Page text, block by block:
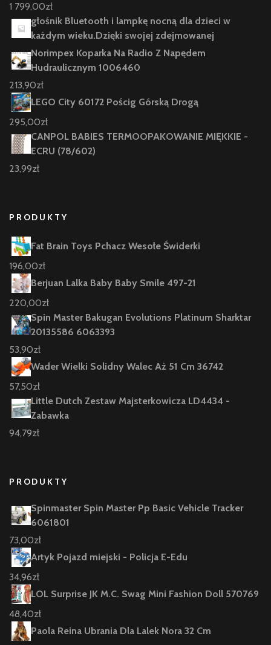
1 799,00zł
głośnik Bluetooth i lampkę nocną dla dzieci w
każdym wieku.Dzięki swojej zdejmowanej
Norimpex Koparka Na Radio Z Napędem
Hudraulicznym 1006460
213,90zł
LEGO City 60172 Pościg Górską Drogą
295,00zł
CANPOL BABIES TERMOOPAKOWANIE MIĘKKIE -
ECRU (78/602)
23,99zł
PRODUKTY
Fat Brain Toys Pchacz Wesołe Świderki
196,00zł
Berjuan Lalka Baby Baby Smile 497-21
220,00zł
Spin Master Bakugan Evolutions Platinum Sharktar
20135586 6063393
53,90zł
Wader Wielki Solidny Walec Aż 51 Cm 36742
57,50zł
Little Dutch Zestaw Majsterkowicza LD4434 -
Zabawka
94,79zł
PRODUKTY
Spinmaster Spin Master Pp Basic Vehicle Tracker
6061801
73,00zł
Artyk Pojazd miejski - Policja E-Edu
34,96zł
LOL Surprise JK M.C. Swag Mini Fashion Doll 570769
48,40zł
Paola Reina Ubrania Dla Lalek Nora 32 Cm